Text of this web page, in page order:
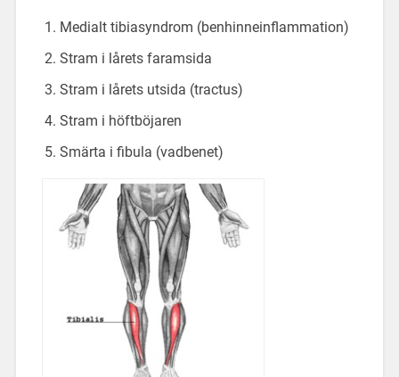
Medialt tibiasyndrom (benhinneinflammation)
Stram i lårets faramsida
Stram i lårets utsida (tractus)
Stram i höftböjaren
Smärta i fibula (vadbenet)